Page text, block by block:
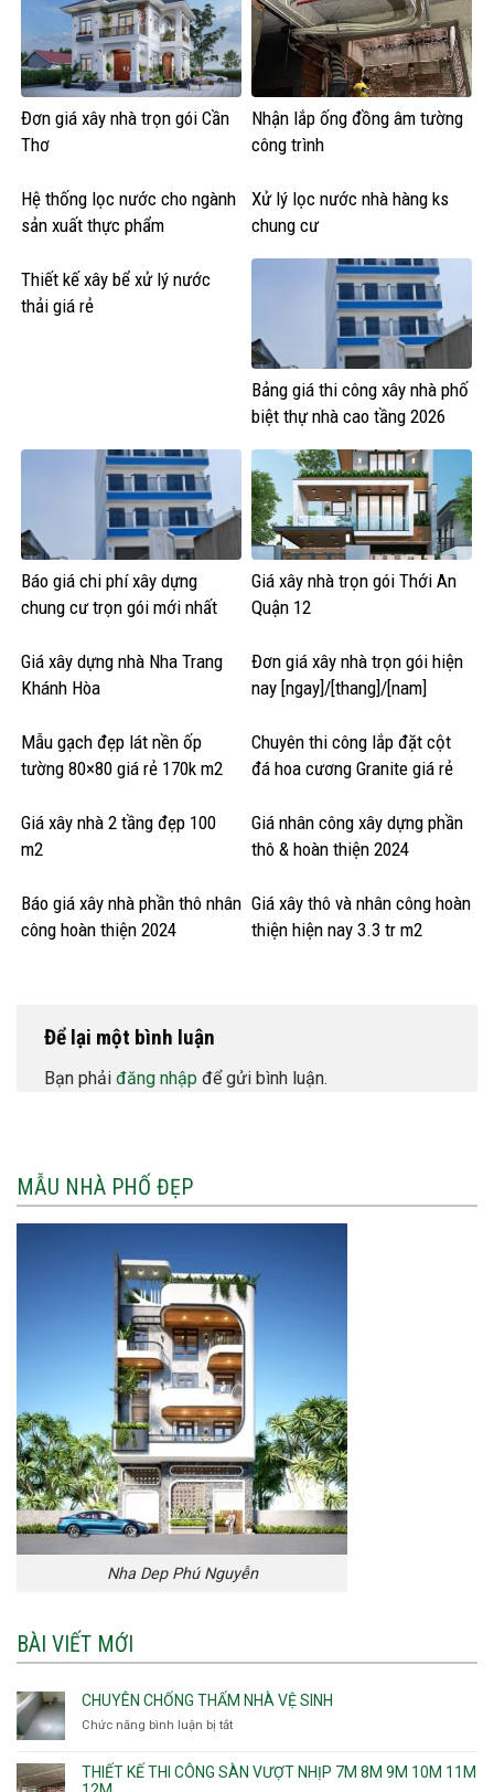
Đơn giá xây nhà trọn gói Cần
Thơ
Nhận lắp ống đồng âm tường
công trình
Hệ thống lọc nước cho ngành
sản xuất thực phẩm
Xử lý lọc nước nhà hàng ks
chung cư
Thiết kế xây bể xử lý nước
thải giá rẻ
Bảng giá thi công xây nhà phố
biệt thự nhà cao tầng 2026
Báo giá chi phí xây dựng
chung cư trọn gói mới nhất
Giá xây nhà trọn gói Thới An
Quận 12
Giá xây dựng nhà Nha Trang
Khánh Hòa
Đơn giá xây nhà trọn gói hiện
nay [ngay]/[thang]/[nam]
Mẫu gạch đẹp lát nền ốp
tường 80×80 giá rẻ 170k m2
Chuyên thi công lắp đặt cột
đá hoa cương Granite giá rẻ
Giá xây nhà 2 tầng đẹp 100
m2
Giá nhân công xây dựng phần
thô & hoàn thiện 2024
Báo giá xây nhà phần thô nhân
công hoàn thiện 2024
Giá xây thô và nhân công hoàn
thiện hiện nay 3.3 tr m2
Để lại một bình luận
Bạn phải đăng nhập để gửi bình luận.
MẪU NHÀ PHỐ ĐẸP
Nha Dep Phú Nguyễn
BÀI VIẾT MỚI
CHUYÊN CHỐNG THẤM NHÀ VỆ SINH
Chức năng bình luận bị tắt
chống
thấm
THIẾT KẾ THI CÔNG SÀN VƯỢT NHỊP 7M 8M 9M 10M 11M